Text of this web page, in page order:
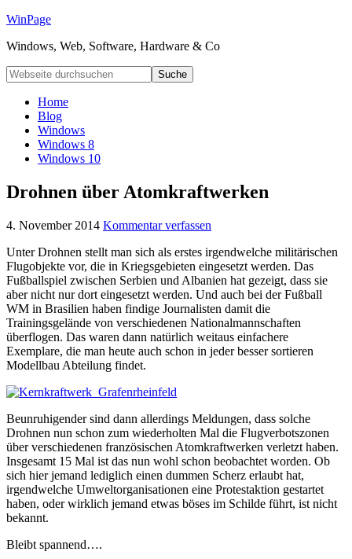
WinPage
Windows, Web, Software, Hardware & Co
Home
Blog
Windows
Windows 8
Windows 10
Drohnen über Atomkraftwerken
4. November 2014 Kommentar verfassen
Unter Drohnen stellt man sich als erstes irgendwelche militärischen
Flugobjekte vor, die in Kriegsgebieten eingesetzt werden. Das
Fußballspiel zwischen Serbien und Albanien hat gezeigt, dass sie
aber nicht nur dort eingesetzt werden. Und auch bei der Fußball
WM in Brasilien haben findige Journalisten damit die
Trainingsgelände von verschiedenen Nationalmannschaften
überflogen. Das waren dann natürlich weitaus einfachere
Exemplare, die man heute auch schon in jeder besser sortieren
Modellbau Abteilung findet.
Beunruhigender sind dann allerdings Meldungen, dass solche
Drohnen nun schon zum wiederholten Mal die Flugverbotszonen
über verschiedenen französischen Atomkraftwerken verletzt haben.
Insgesamt 15 Mal ist das nun wohl schon beobachtet worden. Ob
sich hier jemand lediglich einen dummen Scherz erlaubt hat,
irgendwelche Umweltorganisationen eine Protestaktion gestartet
haben, oder wirklich jemand etwas böses im Schilde führt, ist nicht
bekannt.
Bleibt spannend….